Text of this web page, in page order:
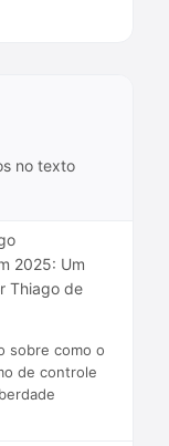
no texto
2025: Um
Thiago de
sobre como o
de controle